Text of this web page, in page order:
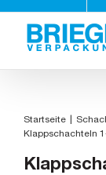
Startseite
Klappschachteln